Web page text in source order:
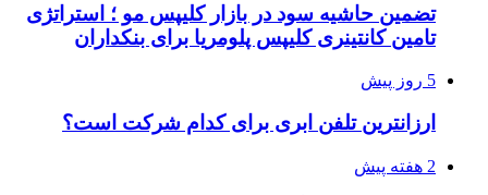
تضمین حاشیه سود در بازار کلیپس مو ؛ استراتژی
تامین کانتینری کلیپس پلومریا برای بنکداران
5 روز پیش
ارزانترین تلفن ابری برای کدام شرکت است؟
2 هفته پیش